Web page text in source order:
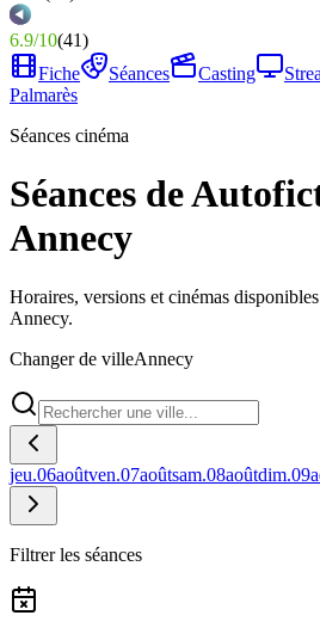
6.9/10(41)
Fiche
Séances Casting
Palmarès
Séances cinéma
Séances de
Annecy
Horaires, versions et cinémas
Annecy.
Changer de villeAnnecy
jeu.06aoûtven.07aoûtsam.08aoûtdim.09
Filtrer les séances